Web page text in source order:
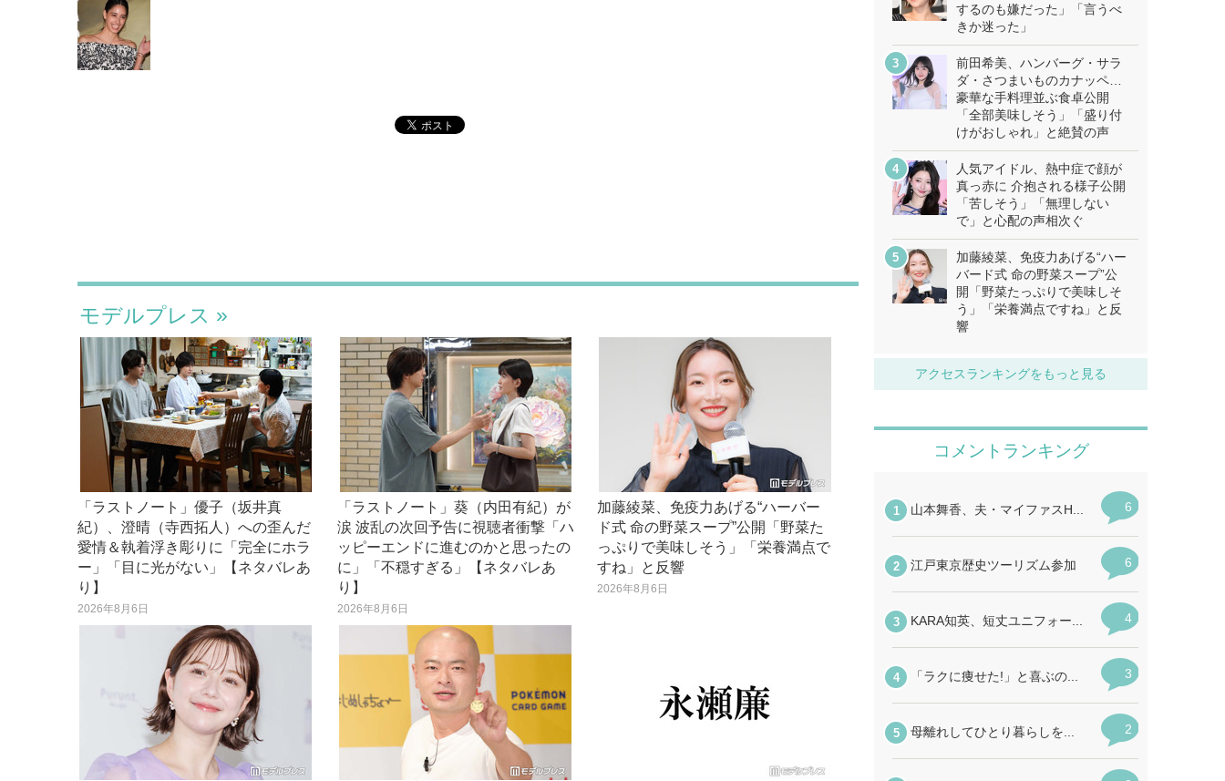
モデルプレス
「ラストノート」優子（坂井真
紀）、澄晴（寺西拓人）への歪んだ
愛情＆執着浮き彫りに「完全にホラ
ー」「目に光がない」【ネタバレあ
り】
2026年8月6日
「ラストノート」葵（内田有紀）が
涙 波乱の次回予告に視聴者衝撃「ハ
ッピーエンドに進むのかと思ったの
に」「不穏すぎる」【ネタバレあ
り】
2026年8月6日
加藤綾菜、免疫力あげる“ハーバー
ド式 命の野菜スープ”公開「野菜た
っぷりで美味しそう」「栄養満点で
すね」と反響
2026年8月6日
するのも嫌だった」「言うべ
きか迷った」
前田希美、ハンバーグ・サラ
ダ・さつまいものカナッペ…
豪華な手料理並ぶ食卓公開
「全部美味しそう」「盛り付
けがおしゃれ」と絶賛の声
人気アイドル、熱中症で顔が
真っ赤に 介抱される様子公開
「苦しそう」「無理しない
で」と心配の声相次ぐ
加藤綾菜、免疫力あげる“ハー
バード式 命の野菜スープ”公
開「野菜たっぷりで美味しそ
う」「栄養満点ですね」と反
響
アクセスランキングをもっと見る